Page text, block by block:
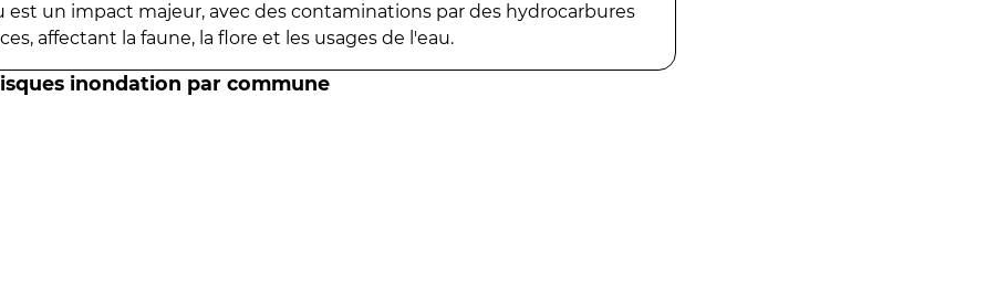
est un impact majeur, avec des contaminations par des hydrocarbures
affectant la faune, la flore et les usages de l'eau.
inondation par commune